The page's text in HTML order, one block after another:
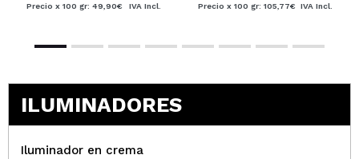
Precio x 100 gr: 49,90€ IVA Incl. Precio x 100 gr: 105,77€ IVA Incl.
ILUMINADORES
Iluminador en crema